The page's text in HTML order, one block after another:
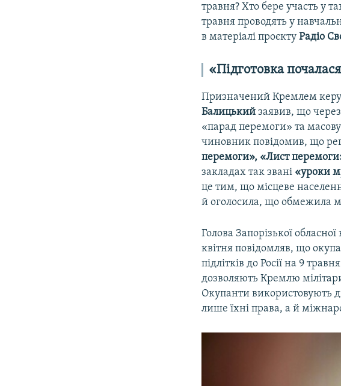
травня? Хто бере участь у
травня проводять у
в матеріалі проєктуРадіо
«Підготовка
Призначений Кремлем
Балицький заявив, що через
«парад перемоги» та
чиновник повідомив, що
перемоги», «Лист
закладах так звані «уроки
це тим, що місцеве
й оголосила, що обмежила
Голова Запорізької обласної
квітня повідомляв, що
підлітків до Росії на 9
дозволяють Кремлю
Окупанти використовують
лише їхні права, а й